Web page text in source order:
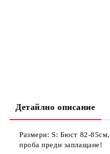
Детайлно описание
Размери: S: Бюст 82-
проба преди заплащане!